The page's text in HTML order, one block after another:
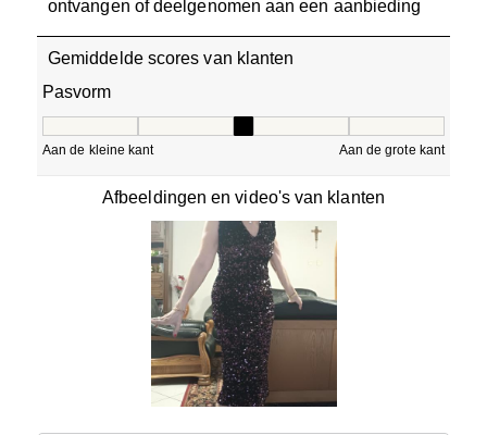
ontvangen of deelgenomen aan een aanbieding
Gemiddelde scores van klanten
Pasvorm
Aan de kleine kant Aan de grote kant
Afbeeldingen en video's van klanten